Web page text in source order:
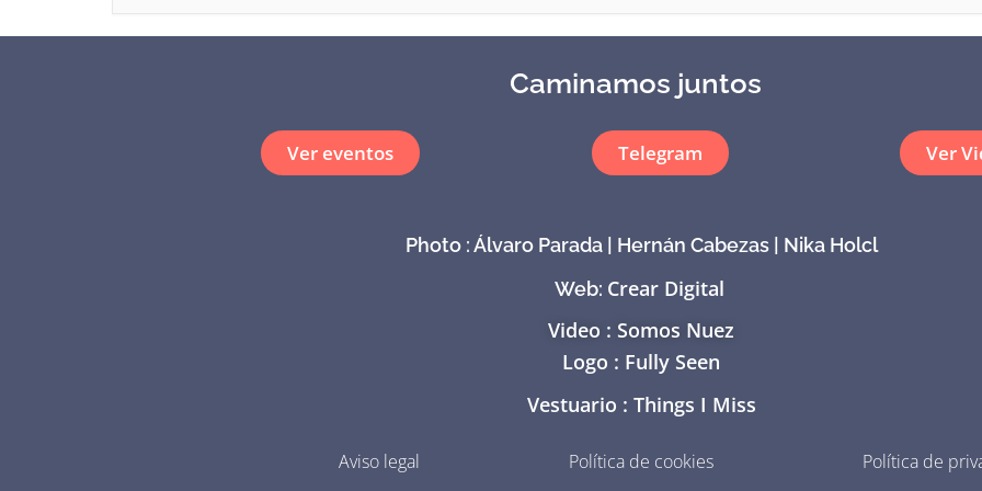
Caminamos juntos
Ver eventos Telegram Ver
Photo : Álvaro Parada | Hernán Cabezas | Nika Holcl
Web: Crear Digital
Video : Somos Nuez
Logo : Fully Seen
Vestuario : Things I Miss
Aviso legal Política de cookies Política de